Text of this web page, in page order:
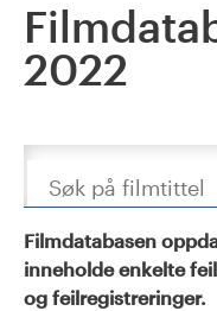
2022
Søk
Filmdatabasen
inneholde enkelte
og feilregistreringer.